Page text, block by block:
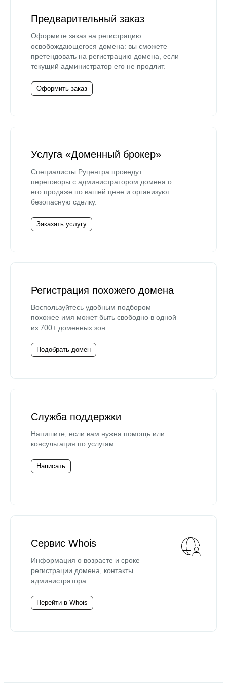
Предварительный заказ
Оформите заказ на регистрацию
освобождающегося домена: вы сможете
претендовать на регистрацию домена, если
текущий администратор его не продлит.
Оформить заказ
Услуга «Доменный брокер»
Специалисты Руцентра проведут
переговоры с администратором домена о
его продаже по вашей цене и организуют
безопасную сделку.
Заказать услугу
Регистрация похожего домена
Воспользуйтесь удобным подбором —
похожее имя может быть свободно в одной
из 700+ доменных зон.
Подобрать домен
Служба поддержки
Напишите, если вам нужна помощь или
консультация по услугам.
Написать
Сервис Whois
Информация о возрасте и сроке
регистрации домена, контакты
администратора.
Перейти в Whois